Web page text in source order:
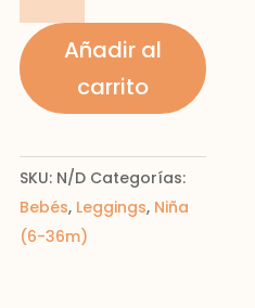
vestir
gris
cantidad
Añadir al
carrito
SKU: N/D Categorías:
Bebés, Leggings, Niña
(6-36m)